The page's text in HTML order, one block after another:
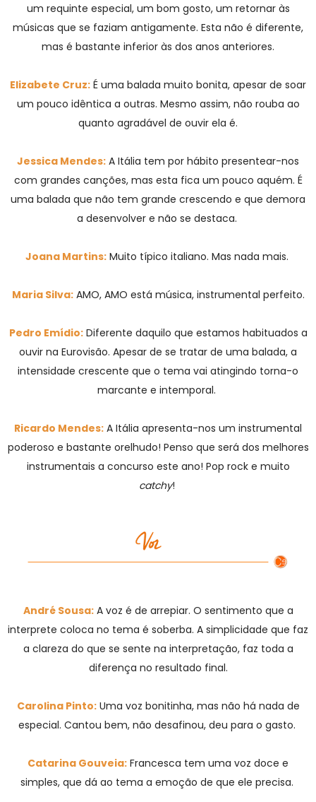
um requinte especial, um bom gosto, um retornar às
músicas que se faziam antigamente. Esta não é diferente,
mas é bastante inferior às dos anos anteriores.
Elizabete Cruz: É uma balada muito bonita, apesar de soar
um pouco idêntica a outras. Mesmo assim, não rouba ao
quanto agradável de ouvir ela é.
Jessica Mendes: A Itália tem por hábito presentear-nos
com grandes canções, mas esta fica um pouco aquém. É
uma balada que não tem grande crescendo e que demora
a desenvolver e não se destaca.
Joana Martins:Muito típico italiano. Mas nada mais.
Maria Silva:AMO, AMO está música, instrumental perfeito.
Pedro Emídio:Diferente daquilo que estamos habituados a
ouvir na Eurovisão. Apesar de se tratar de uma balada, a
intensidade crescente que o tema vai atingindo torna-o
marcante e intemporal.
Ricardo Mendes: A Itália apresenta-nos um instrumental
poderoso e bastante orelhudo! Penso que será dos melhores
instrumentais a concurso este ano! Pop rock e muito
catchy!
André Sousa:A voz é de arrepiar. O sentimento que a
interprete coloca no tema é soberba. A simplicidade que faz
a clareza do que se sente na interpretação, faz toda a
diferença no resultado final.
Carolina Pinto:Uma voz bonitinha, mas não há nada de
especial. Cantou bem, não desafinou, deu para o gasto.
Catarina Gouveia: Francesca tem uma voz doce e
simples, que dá ao tema a emoção de que ele precisa.